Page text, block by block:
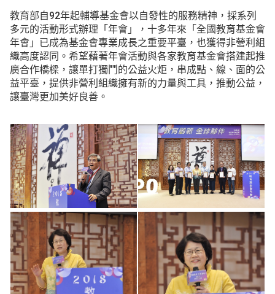
教育部自92年起輔導基金會以自發性的服務精神，採系列
多元的活動形式辦理「年會」，十多年來「全國教育基金會
年會」已成為基金會專業成長之重要平臺，也獲得非營利組
織高度認同。希望藉著年會活動與各家教育基金會搭建起推
廣合作橋樑，讓單打獨鬥的公益火炬，串成點、線、面的公
益平臺，提供非營利組織擁有新的力量與工具，推動公益，
讓臺灣更加美好良善。